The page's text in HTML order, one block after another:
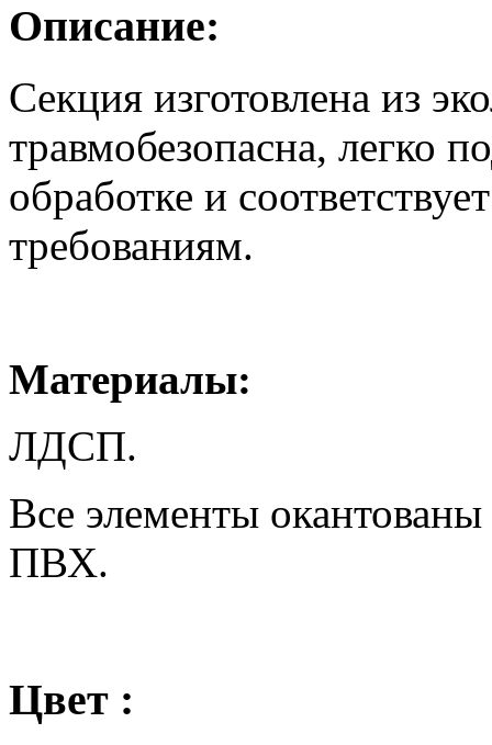
Описание:
Секция изготовлена из
травмобезопасна, легко
обработке и
требованиям.
Материалы:
ЛДСП.
Все элементы
ПВХ.
Цвет :